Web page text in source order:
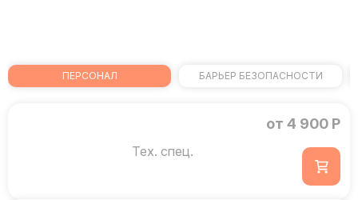
ПЕРСОНАЛ БАРЬЕР БЕЗОПАСНОСТИ
Тех. спец.
от 4 900 Р